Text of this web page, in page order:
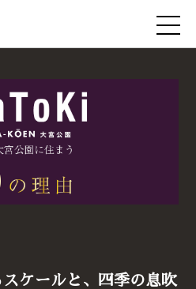
ケールと、四季の息吹